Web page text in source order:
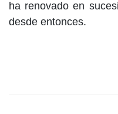
ha renovado en
desde entonces.